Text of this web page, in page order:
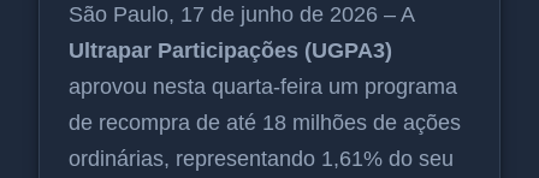
São Paulo, 17 de junho de 2026 – A
Ultrapar Participações (UGPA3)
aprovou nesta quarta-feira um programa
de recompra de até 18 milhões de ações
ordinárias, representando 1,61% do seu